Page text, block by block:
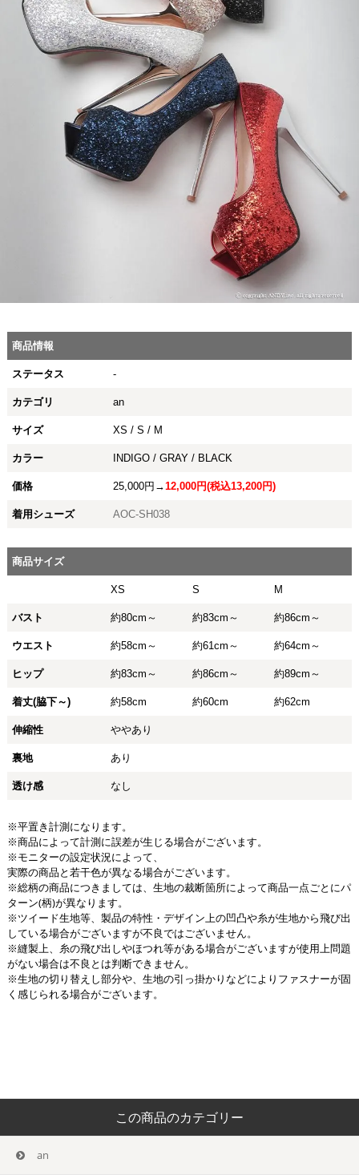
商品情報
ステータス -
カテゴリ an
サイズ XS / S / M
カラー INDIGO / GRAY / BLACK
価格 25,000円→12,000円(税込13,200円)
着用シューズ AOC-SH038
商品サイズ
XS S M
バスト 約80cm～ 約83cm～ 約86cm～
ウエスト 約58cm～ 約61cm～ 約64cm～
ヒップ 約83cm～ 約86cm～ 約89cm～
着丈(脇下～) 約58cm 約60cm 約62cm
伸縮性 ややあり
裏地 あり
透け感 なし
※平置き計測になります。
※商品によって計測に誤差が生じる場合がございます。
※モニターの設定状況によって、
実際の商品と若干色が異なる場合がございます。
※総柄の商品につきましては、生地の裁断箇所によって商品一点ごとにパ
ターン(柄)が異なります。
※ツイード生地等、製品の特性・デザイン上の凹凸や糸が生地から飛び出
している場合がございますが不良ではございません。
※縫製上、糸の飛び出しやほつれ等がある場合がございますが使用上問題
がない場合は不良とは判断できません。
※生地の切り替えし部分や、生地の引っ掛かりなどによりファスナーが固
く感じられる場合がございます。
この商品のカテゴリー
an